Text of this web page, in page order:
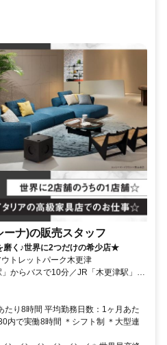
ナ)の販売スタッフ
磨く♪世界に2つだけの希少店★
トレットパーク木更津
からバスで10分／JR「木更津駅」か
OK
たり8時間 平均勤務日数：1ヶ月あた
内で実働8時間 ＊シフト制 ＊大型連